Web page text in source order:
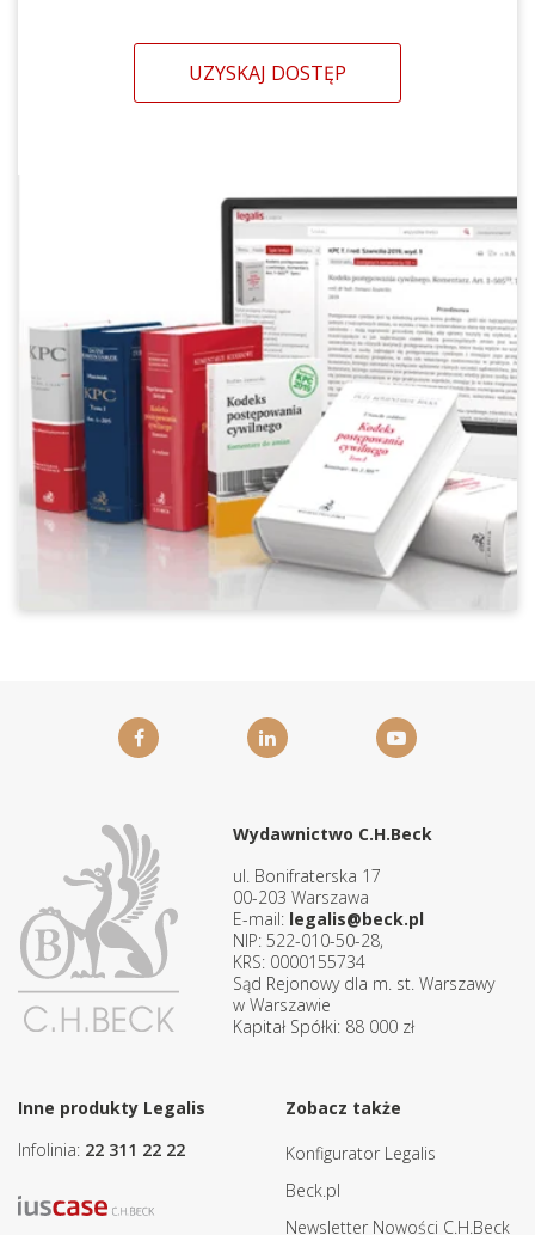
UZYSKAJ DOSTĘP
Wydawnictwo C.H.Beck
ul. Bonifraterska 17
00-203 Warszawa
E-mail: legalis@beck.pl
NIP: 522-010-50-28,
KRS: 0000155734
Sąd Rejonowy dla m. st. Warszawy
w Warszawie
Kapitał Spółki: 88 000 zł
Inne produkty Legalis
Infolinia: 22 311 22 22
Zobacz także
Konfigurator Legalis
Beck.pl
Newsletter Nowości C.H.Beck